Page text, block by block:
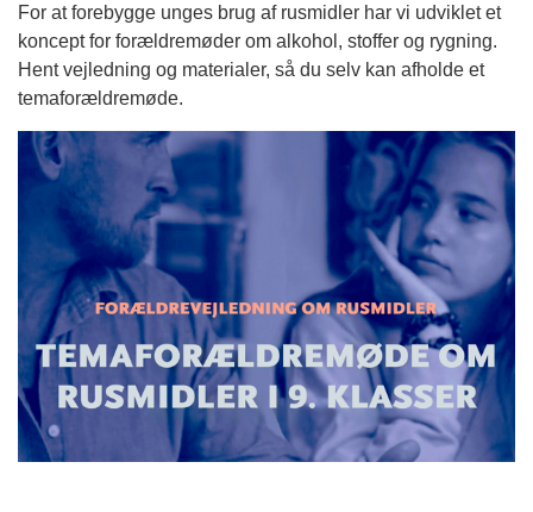
For at forebygge unges brug af rusmidler har vi udviklet et
koncept for forældremøder om alkohol, stoffer og rygning.
Hent vejledning og materialer, så du selv kan afholde et
temaforældremøde.